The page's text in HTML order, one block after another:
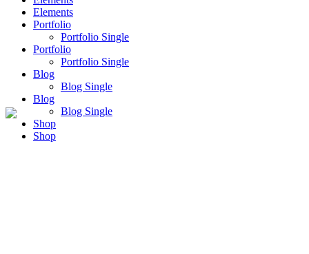
Elements
Portfolio
Portfolio Single
Portfolio
Portfolio Single
Blog
Blog Single
Blog
Blog Single
Shop
Shop